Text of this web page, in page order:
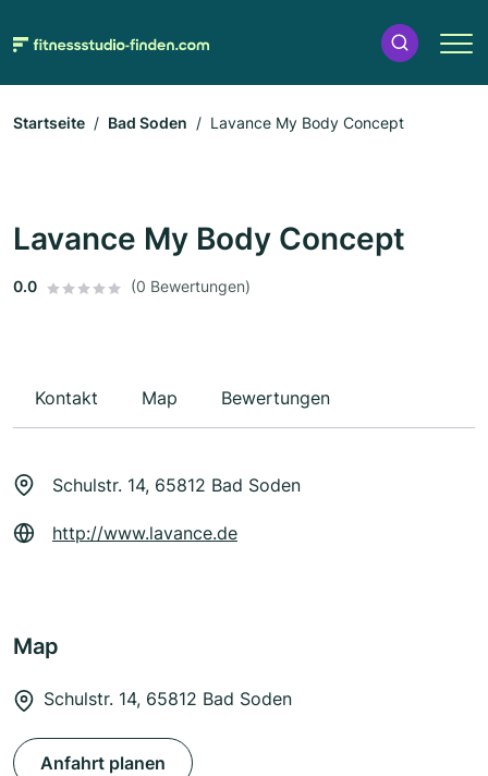
Startseite Bad Soden Lavance My Body Concept
Lavance My Body Concept
0.0 (0 Bewertungen)
Kontakt Map Bewertungen
Schulstr. 14, 65812 Bad Soden
http://www.lavance.de
Map
Schulstr. 14, 65812 Bad Soden
Anfahrt planen